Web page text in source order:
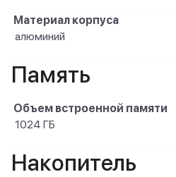
Материал корпуса
алюминий
Память
Объем встроенной памяти
1024 ГБ
Накопитель